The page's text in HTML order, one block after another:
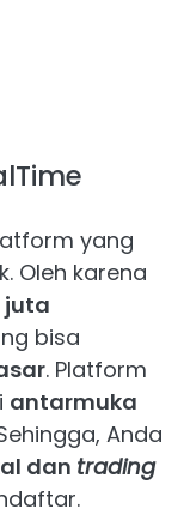
yang
Oleh karena
juta
bisa
. Platform
antarmuka
Anda
dan trading